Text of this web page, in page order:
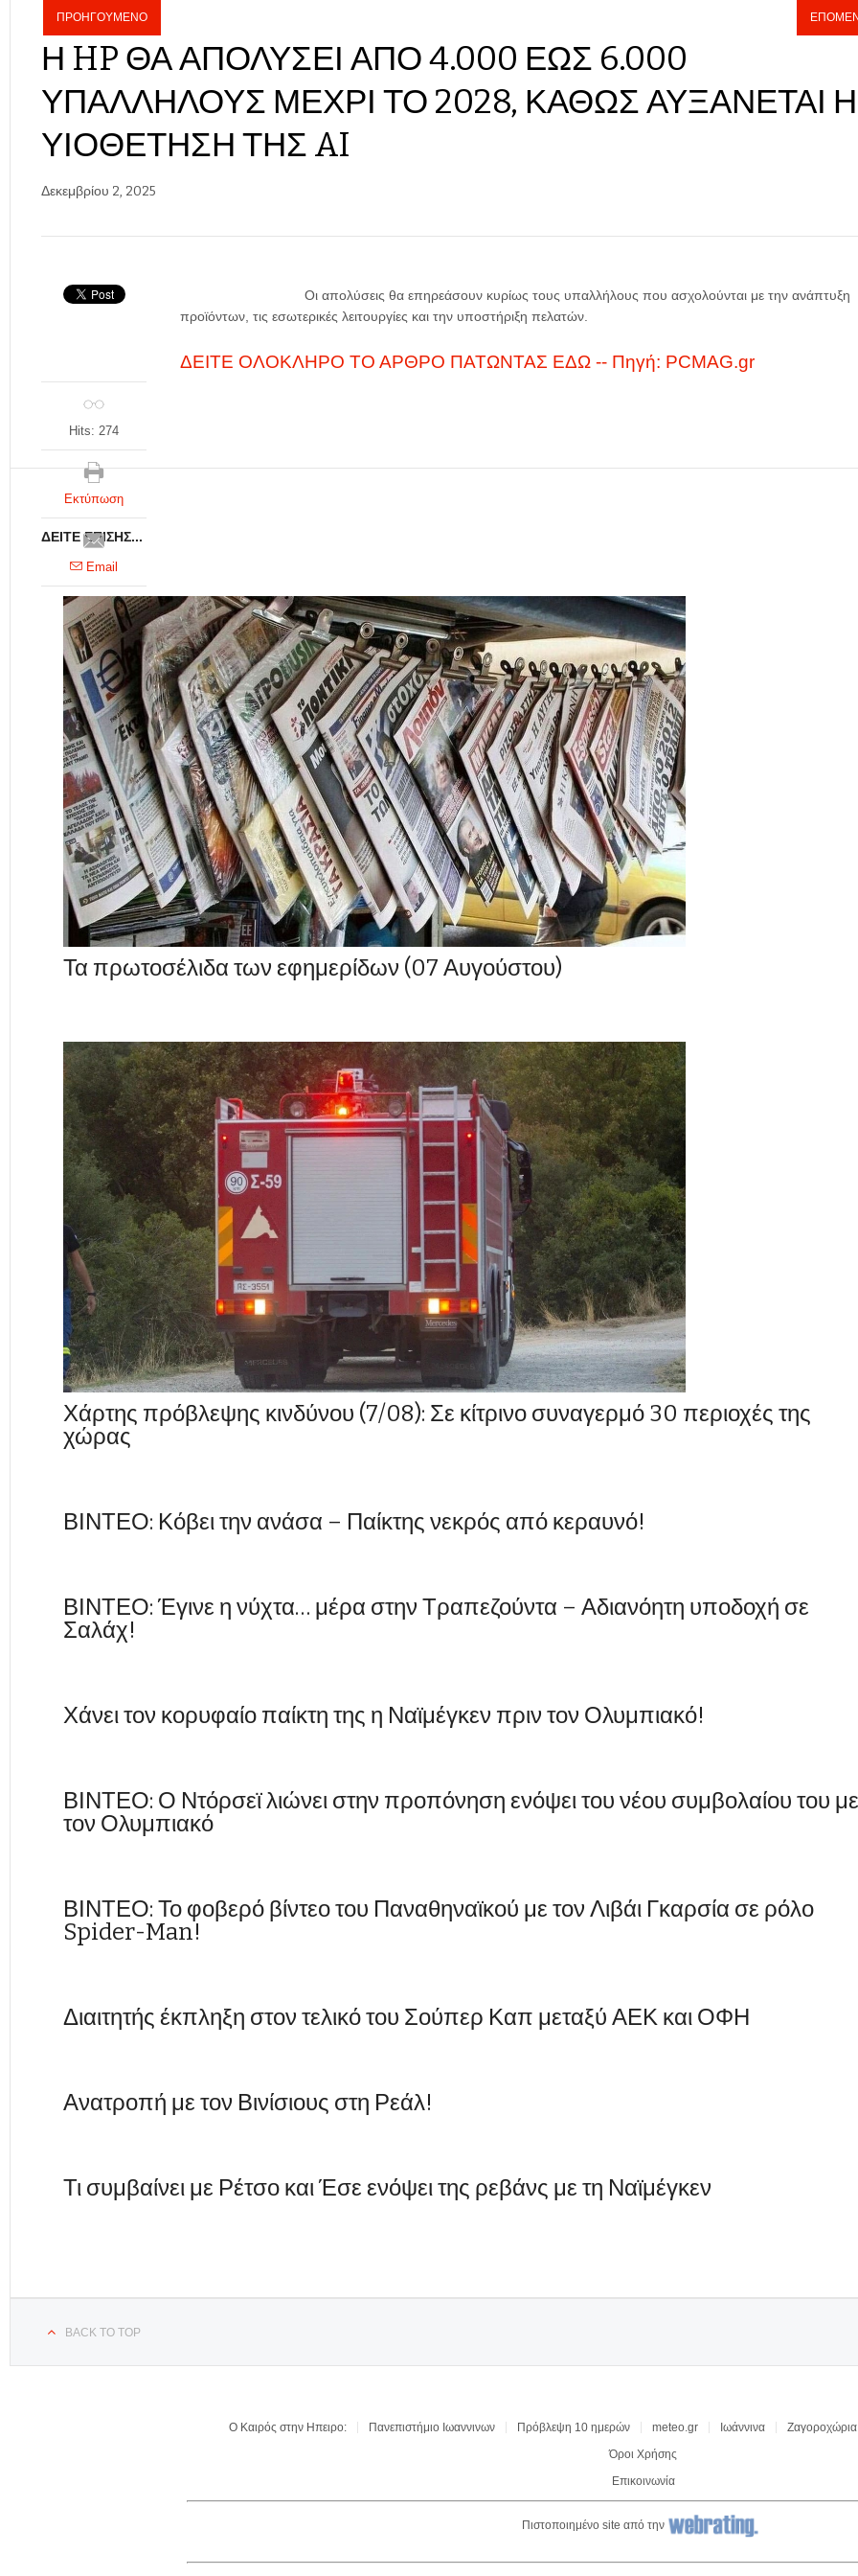
ΠΡΟΗΓΟΎΜΕΝΟ
Η HP ΘΑ ΑΠΟΛΎΣΕΙ ΑΠΌ 4.000 ΈΩΣ 6.000
ΥΠΑΛΛΉΛΟΥΣ ΜΈΧΡΙ ΤΟ 2028, ΚΑΘΏΣ ΑΥΞΆΝΕΤΑΙ Η
ΥΙΟΘΈΤΗΣΗ ΤΗΣ AI
Δεκεμβρίου 2, 2025
Οι απολύσεις θα επηρεάσουν κυρίως τους υπαλλήλους που ασχολούνται με την ανάπτυξη
προϊόντων, τις εσωτερικές λειτουργίες και την υποστήριξη πελατών.
ΔΕΙΤΕ ΟΛΟΚΛΗΡΟ ΤΟ ΑΡΘΡΟ ΠΑΤΩΝΤΑΣ ΕΔΩ -- Πηγή: PCMAG.gr
Hits: 274
Εκτύπωση
Email
ΔΕΊΤΕ ΕΠΊΣΗΣ...
Τα πρωτοσέλιδα των εφημερίδων (07 Αυγούστου)
Χάρτης πρόβλεψης κινδύνου (7/08): Σε κίτρινο συναγερμό 30 περιοχές της
χώρας
ΒΙΝΤΕΟ: Κόβει την ανάσα – Παίκτης νεκρός από κεραυνό!
ΒΙΝΤΕΟ: Έγινε η νύχτα… μέρα στην Τραπεζούντα – Αδιανόητη υποδοχή σε
Σαλάχ!
Χάνει τον κορυφαίο παίκτη της η Ναϊμέγκεν πριν τον Ολυμπιακό!
ΒΙΝΤΕΟ: Ο Ντόρσεϊ λιώνει στην προπόνηση ενόψει του νέου συμβολαίου του με
τον Ολυμπιακό
ΒΙΝΤΕΟ: Το φοβερό βίντεο του Παναθηναϊκού με τον Λιβάι Γκαρσία σε ρόλο
Spider-Man!
Διαιτητής έκπληξη στον τελικό του Σούπερ Καπ μεταξύ ΑΕΚ και ΟΦΗ
Ανατροπή με τον Βινίσιους στη Ρεάλ!
Τι συμβαίνει με Ρέτσο και Έσε ενόψει της ρεβάνς με τη Ναϊμέγκεν
BACK TO TOP
Ο Καιρός στην Ηπειρο: Πανεπιστήμιο Ιωαννινων Πρόβλεψη 10 ημερών meteo.gr Ιωάννινα
Ζαγοροχώρια
Όροι Χρήσης
Επικοινωνία
Πιστοποιημένο site από την